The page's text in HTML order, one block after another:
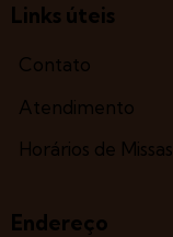
Links úteis
Contato
Atendimento
Horários de Missas
Endereço